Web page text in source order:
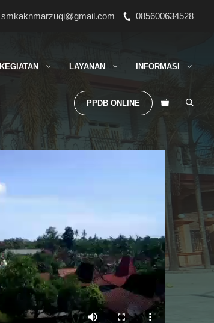
smkaknmarzuqi@gmail.com 085600634528
KEGIATAN LAYANAN INFORMASI
PPDB ONLINE